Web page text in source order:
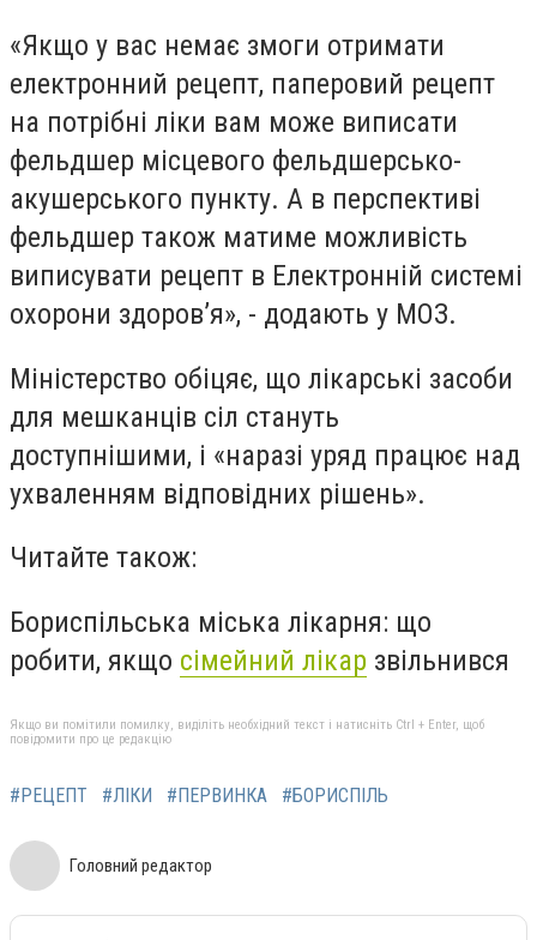
«Якщо у вас немає змоги отримати
електронний рецепт, паперовий рецепт
на потрібні ліки вам може виписати
фельдшер місцевого фельдшерсько-
акушерського пункту. А в перспективі
фельдшер також матиме можливість
виписувати рецепт в Електронній системі
охорони здоров’я», - додають у МОЗ.
Міністерство обіцяє, що лікарські засоби
для мешканців сіл стануть
доступнішими, і «наразі уряд працює над
ухваленням відповідних рішень».
Читайте також:
Бориспільська міська лікарня: що
робити, якщо сімейний лікар звільнився
Якщо ви помітили помилку, виділіть необхідний текст і натисніть Ctrl + Enter, щоб
повідомити про це редакцію
#РЕЦЕПТ #ЛІКИ #ПЕРВИНКА #БОРИСПІЛЬ
Головний редактор